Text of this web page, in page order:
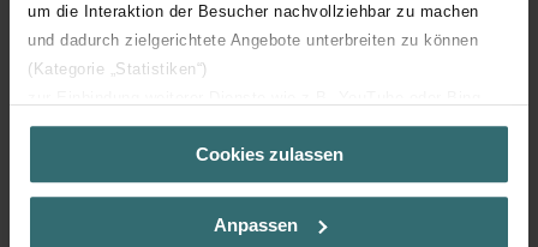
um die Interaktion der Besucher nachvollziehbar zu machen
und dadurch zielgerichtete Angebote unterbreiten zu können
(Kategorie „Statistiken“)
(Kategorie „Marketing“)
Über „Details zeigen“ bzw. die Datenschutzerklärung erhalten
Sie weitere Informationen. Durch die Auswahl der Kategorie
der Auswahl von „Statistiken“ willigen Sie ein, dass wir Ihren
Cookies zulassen
Anpassen
always the best climate
Find out more about sustainability at Zehnder here